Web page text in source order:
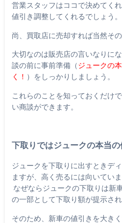
営業スタッフはココで決めてく
値引き調整してくれるでしょう。
尚、買取店に売却すれば当然そ
大切なのは販売店の言いなりに
談の前に事前準備（ジュークの
く！ ）をしっかりしましょう。
これらのことを知っておくだけ
い商談ができます。
下取りではジュークの本当の
ジュークを下取りに出すときデ
ますが、高く売るには向いていま
なぜならジュークの下取りは新
の一部として下取り額が提示され
そのため、新車の値引きを大き